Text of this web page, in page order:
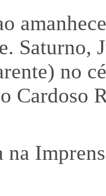
Saturno,
no
Cardoso